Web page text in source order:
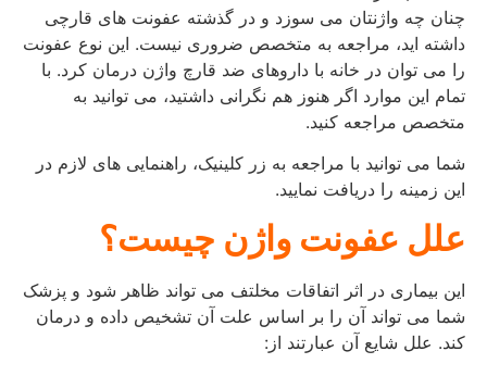
چنان چه واژنتان می سوزد و در گذشته عفونت های قارچی
داشته اید، مراجعه به متخصص ضروری نیست. این نوع عفونت
را می توان در خانه با داروهای ضد قارچ واژن درمان کرد. با
تمام این موارد اگر هنوز هم نگرانی داشتید، می توانید به
متخصص مراجعه کنید.
شما می توانید با مراجعه به زر کلینیک، راهنمایی های لازم در
این زمینه را دریافت نمایید.
علل عفونت واژن چیست؟
این بیماری در اثر اتفاقات مخلتف می تواند ظاهر شود و پزشک
شما می تواند آن را بر اساس علت آن تشخیص داده و درمان
کند. علل شایع آن عبارتند از: